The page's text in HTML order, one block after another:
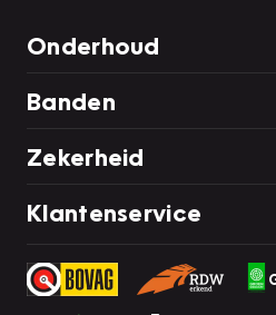
Onderhoud
Banden
Zekerheid
Klantenservice